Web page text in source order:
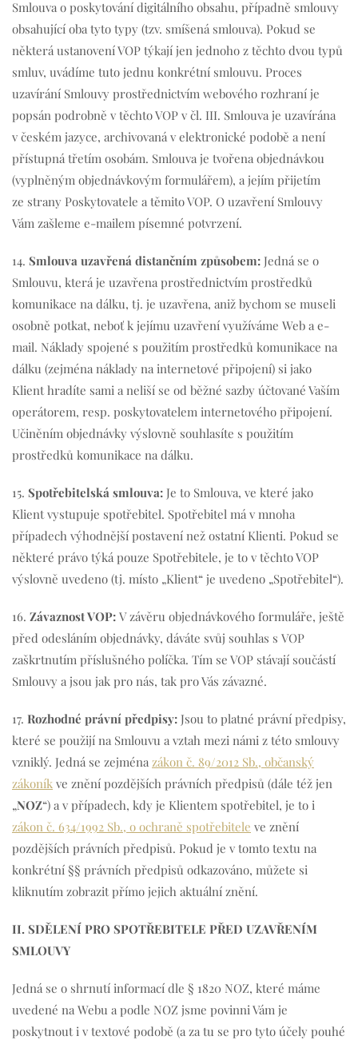
Smlouva o poskytování digitálního obsahu, případně smlouvy
obsahující oba tyto typy (tzv. smíšená smlouva). Pokud se
některá ustanovení VOP týkají jen jednoho z těchto dvou typů
smluv, uvádíme tuto jednu konkrétní smlouvu. Proces
uzavírání Smlouvy prostřednictvím webového rozhraní je
popsán podrobně v těchto VOP v čl. III. Smlouva je uzavírána
v českém jazyce, archivovaná v elektronické podobě a není
přístupná třetím osobám. Smlouva je tvořena objednávkou
(vyplněným objednávkovým formulářem), a jejím přijetím
ze strany Poskytovatele a těmito VOP. O uzavření Smlouvy
Vám zašleme e-mailem písemné potvrzení.
14. Smlouva uzavřená distančním způsobem: Jedná se o
Smlouvu, která je uzavřena prostřednictvím prostředků
komunikace na dálku, tj. je uzavřena, aniž bychom se museli
osobně potkat, neboť k jejímu uzavření využíváme Web a e-
mail. Náklady spojené s použitím prostředků komunikace na
dálku (zejména náklady na internetové připojení) si jako
Klient hradíte sami a neliší se od běžné sazby účtované Vaším
operátorem, resp. poskytovatelem internetového připojení.
Učiněním objednávky výslovně souhlasíte s použitím
prostředků komunikace na dálku.
15. Spotřebitelská smlouva: Je to Smlouva, ve které jako
Klient vystupuje spotřebitel. Spotřebitel má v mnoha
případech výhodnější postavení než ostatní Klienti. Pokud se
některé právo týká pouze Spotřebitele, je to v těchto VOP
výslovně uvedeno (tj. místo „Klient“ je uvedeno „Spotřebitel“).
16. Závaznost VOP: V závěru objednávkového formuláře, ještě
před odesláním objednávky, dáváte svůj souhlas s VOP
zaškrtnutím příslušného políčka. Tím se VOP stávají součástí
Smlouvy a jsou jak pro nás, tak pro Vás závazné.
17. Rozhodné právní předpisy: Jsou to platné právní předpisy,
které se použijí na Smlouvu a vztah mezi námi z této smlouvy
vzniklý. Jedná se zejména zákon č. 89/2012 Sb., občanský
zákoník ve znění pozdějších právních předpisů (dále též jen
„NOZ“) a v případech, kdy je Klientem spotřebitel, je to i
zákon č. 634/1992 Sb., o ochraně spotřebitele ve znění
pozdějších právních předpisů. Pokud je v tomto textu na
konkrétní §§ právních předpisů odkazováno, můžete si
kliknutím zobrazit přímo jejich aktuální znění.
II. SDĚLENÍ PRO SPOTŘEBITELE PŘED UZAVŘENÍM
SMLOUVY
Jedná se o shrnutí informací dle § 1820 NOZ, které máme
uvedené na Webu a podle NOZ jsme povinni Vám je
poskytnout i v textové podobě (a za tu se pro tyto účely pouhé